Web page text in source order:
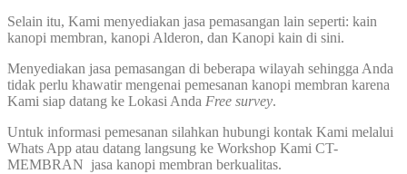
Selain itu, Kami menyediakan jasa pemasangan lain seperti: kain
kanopi membran, kanopi Alderon, dan Kanopi kain di sini.
Menyediakan jasa pemasangan di beberapa wilayah sehingga Anda
tidak perlu khawatir mengenai pemesanan kanopi membran karena
Kami siap datang ke Lokasi Anda Free survey.
Untuk informasi pemesanan silahkan hubungi kontak Kami melalui
Whats App atau datang langsung ke Workshop Kami CT-
MEMBRAN jasa kanopi membran berkualitas.